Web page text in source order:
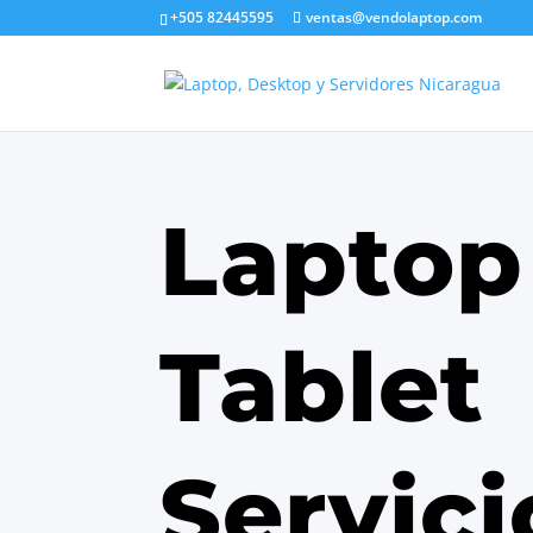
+505 82445595 ventas@vendolaptop.com
Laptop
Tablet